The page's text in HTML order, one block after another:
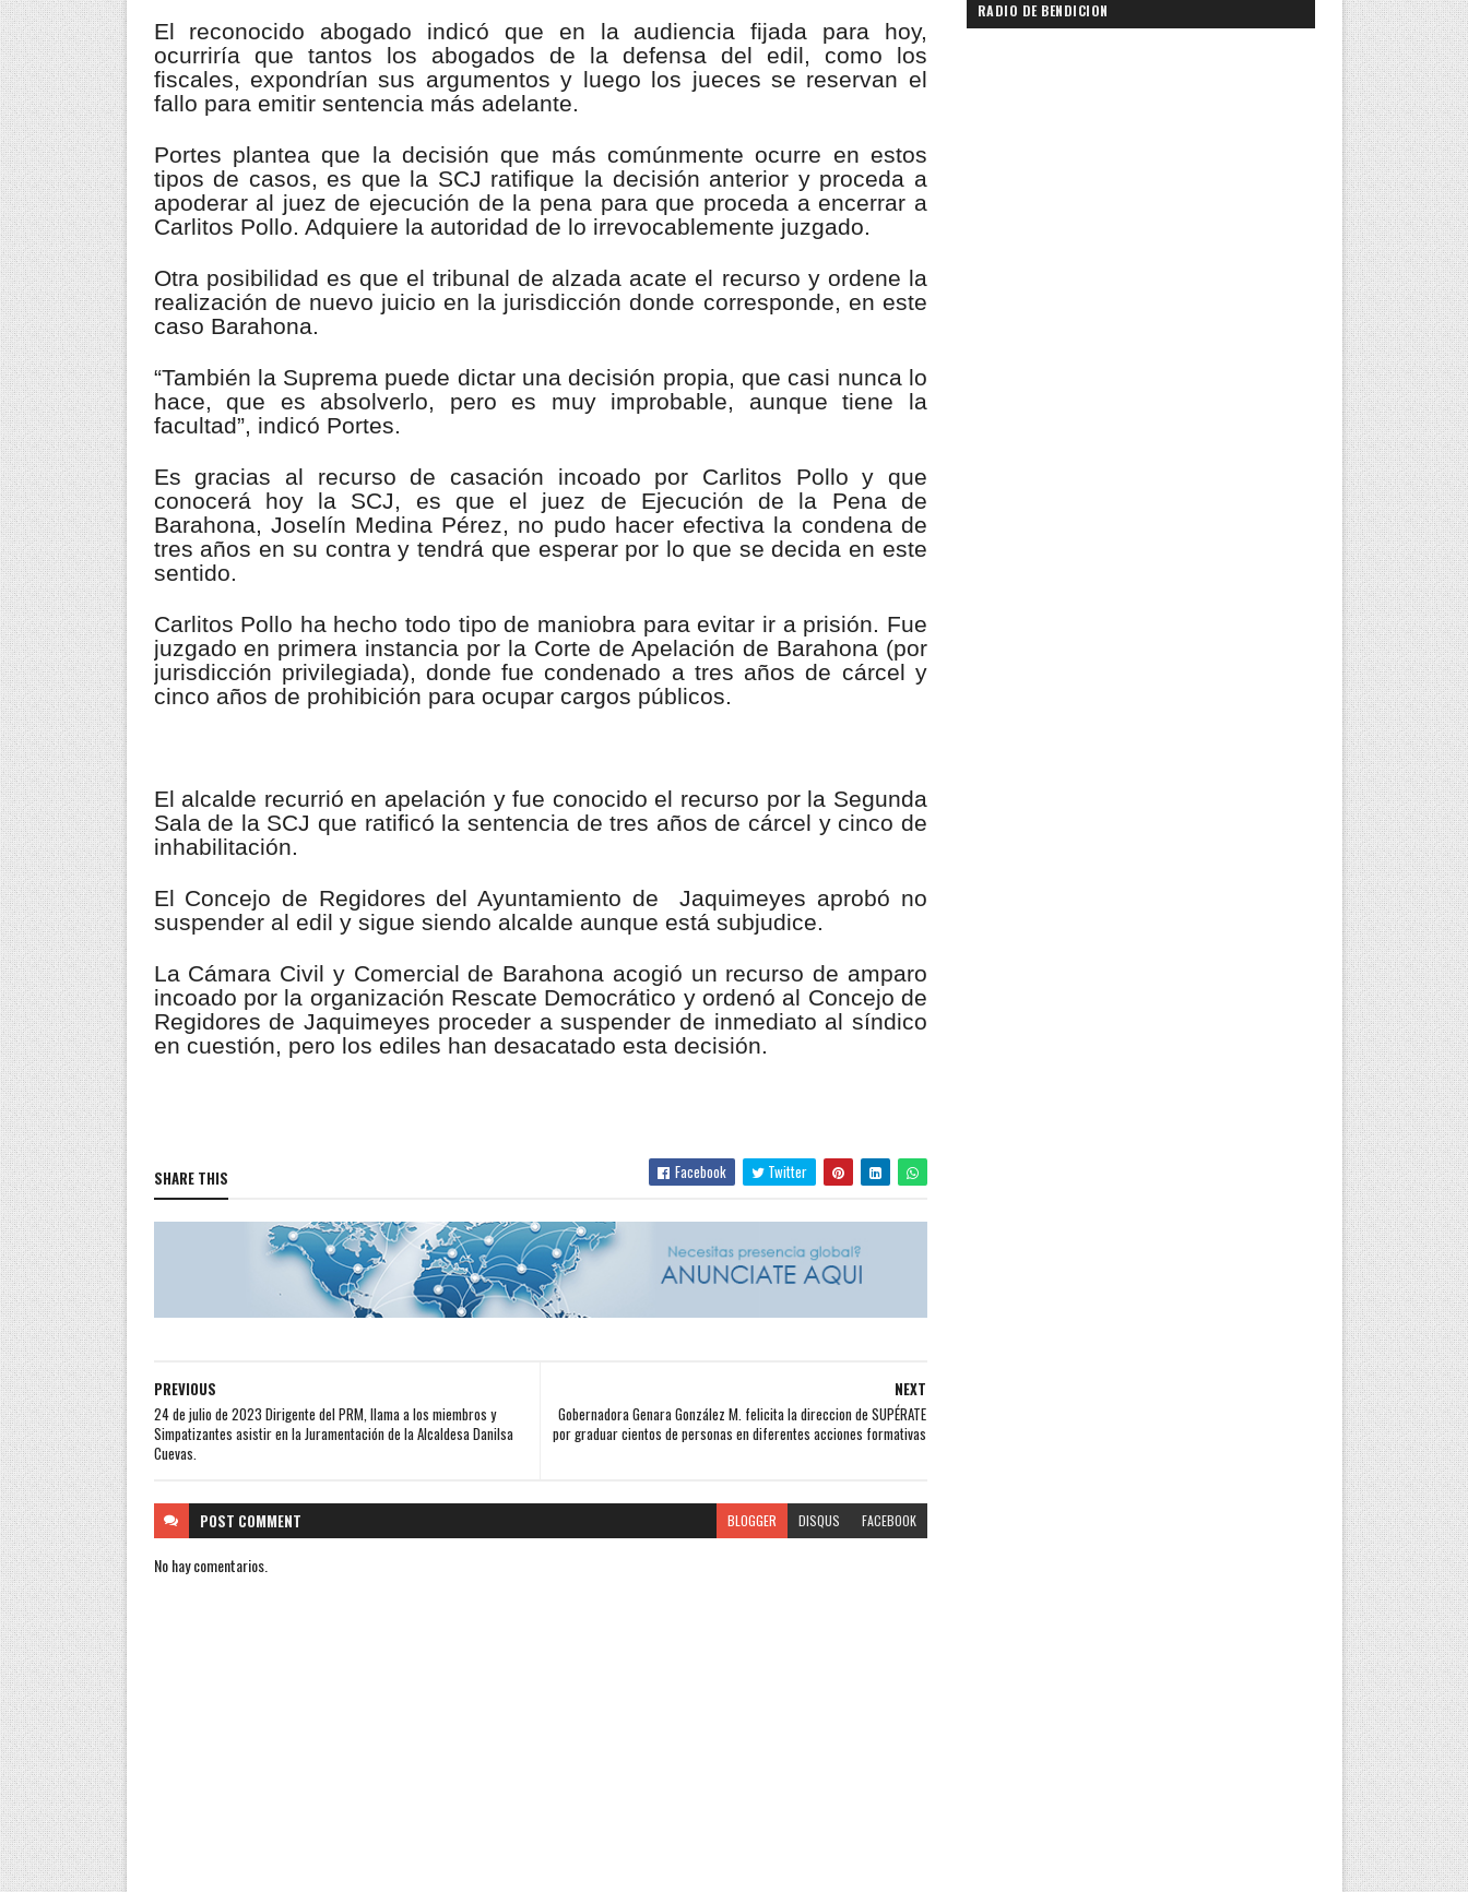
El reconocido abogado indicó que en la audiencia fijada para hoy,
ocurriría que tantos los abogados de la defensa del edil, como los
fiscales, expondrían sus argumentos y luego los jueces se reservan el
fallo para emitir sentencia más adelante.
Portes plantea que la decisión que más comúnmente ocurre en estos
tipos de casos, es que la SCJ ratifique la decisión anterior y proceda a
apoderar al juez de ejecución de la pena para que proceda a encerrar a
Carlitos Pollo. Adquiere la autoridad de lo irrevocablemente juzgado.
Otra posibilidad es que el tribunal de alzada acate el recurso y ordene la
realización de nuevo juicio en la jurisdicción donde corresponde, en este
caso Barahona.
“También la Suprema puede dictar una decisión propia, que casi nunca lo
hace, que es absolverlo, pero es muy improbable, aunque tiene la
facultad”, indicó Portes.
Es gracias al recurso de casación incoado por Carlitos Pollo y que
conocerá hoy la SCJ, es que el juez de Ejecución de la Pena de
Barahona, Joselín Medina Pérez, no pudo hacer efectiva la condena de
tres años en su contra y tendrá que esperar por lo que se decida en este
sentido.
Carlitos Pollo ha hecho todo tipo de maniobra para evitar ir a prisión. Fue
juzgado en primera instancia por la Corte de Apelación de Barahona (por
jurisdicción privilegiada), donde fue condenado a tres años de cárcel y
cinco años de prohibición para ocupar cargos públicos.
El alcalde recurrió en apelación y fue conocido el recurso por la Segunda
Sala de la SCJ que ratificó la sentencia de tres años de cárcel y cinco de
inhabilitación.
El Concejo de Regidores del Ayuntamiento de Jaquimeyes aprobó no
suspender al edil y sigue siendo alcalde aunque está subjudice.
La Cámara Civil y Comercial de Barahona acogió un recurso de amparo
incoado por la organización Rescate Democrático y ordenó al Concejo de
Regidores de Jaquimeyes proceder a suspender de inmediato al síndico
en cuestión, pero los ediles han desacatado esta decisión.
SHARE THIS Facebook Twitter
NEXT
Gobernadora Genara González M. felicita la direccion de SUPÉRATE
por graduar cientos de personas en diferentes acciones formativas
PREVIOUS
24 de julio de 2023 Dirigente del PRM, llama a los miembros y
Simpatizantes asistir en la Juramentación de la Alcaldesa Danilsa
Cuevas.
POST COMMENT BLOGGER DISQUS FACEBOOK
No hay comentarios.
RADIO DE BENDICION